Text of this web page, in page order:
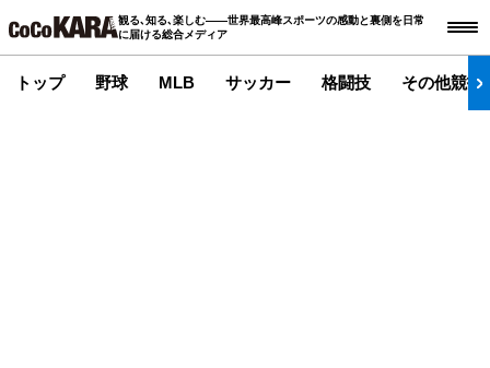
観る､知る､楽しむ――世界最高峰スポーツの感動と裏側を日常
に届ける総合メディア
トップ 野球 MLB サッカー 格闘技 その他競技